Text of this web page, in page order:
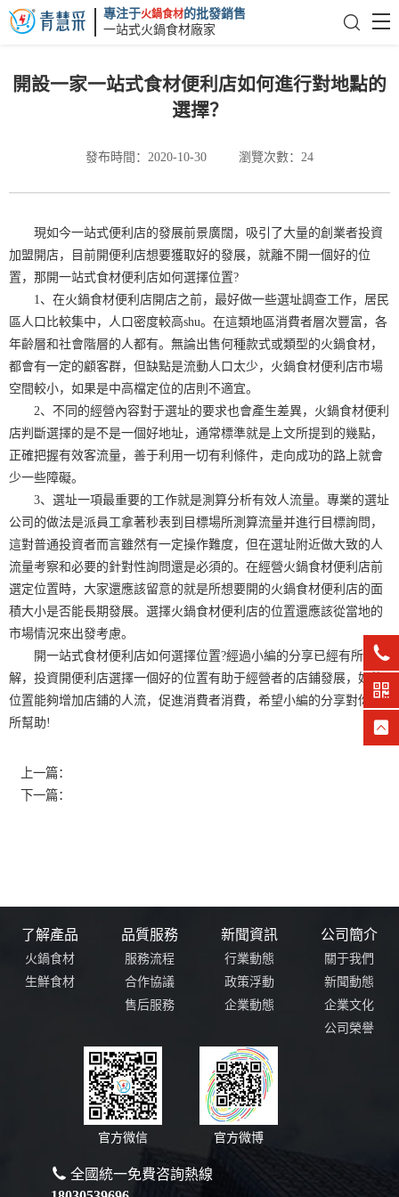
專注于火鍋食材的批發銷售
一站式火鍋食材廠家
開設一家一站式食材便利店如何進行對地點的
選擇？
發布時間：2020-10-30 瀏覽次數：24
現如今一站式便利店的發展前景廣闊，吸引了大量的創業者投資
加盟開店，目前開便利店想要獲取好的發展，就離不開一個好的位
置，那開一站式食材便利店如何選擇位置?
1、在火鍋食材便利店開店之前，最好做一些選址調查工作，居民
區人口比較集中，人口密度較高shu。在這類地區消費者層次豐富，各
年齡層和社會階層的人都有。無論出售何種款式或類型的火鍋食材，
都會有一定的顧客群，但缺點是流動人口太少，火鍋食材便利店市場
空間較小，如果是中高檔定位的店則不適宜。
2、不同的經營內容對于選址的要求也會產生差異，火鍋食材便利
店判斷選擇的是不是一個好地址，通常標準就是上文所提到的幾點，
正確把握有效客流量，善于利用一切有利條件，走向成功的路上就會
少一些障礙。
3、選址一項最重要的工作就是測算分析有效人流量。專業的選址
公司的做法是派員工拿著秒表到目標場所測算流量并進行目標詢問，
這對普通投資者而言雖然有一定操作難度，但在選址附近做大致的人
流量考察和必要的針對性詢問還是必須的。在經營火鍋食材便利店前
選定位置時，大家還應該留意的就是所想要開的火鍋食材便利店的面
積大小是否能長期發展。選擇火鍋食材便利店的位置還應該從當地的
市場情況來出發考慮。
開一站式食材便利店如何選擇位置?經過小編的分享已經有所了
解，投資開便利店選擇一個好的位置有助于經營者的店鋪發展，好的
位置能夠增加店鋪的人流，促進消費者消費，希望小編的分享對你有
所幫助!
上一篇：
下一篇：
了解產品
火鍋食材
生鮮食材
品質服務
服務流程
合作協議
售后服務
新聞資訊
行業動態
政策浮動
企業動態
公司簡介
關于我們
新聞動態
企業文化
公司榮譽
官方微信 官方微博
全國統一免費咨詢熱線